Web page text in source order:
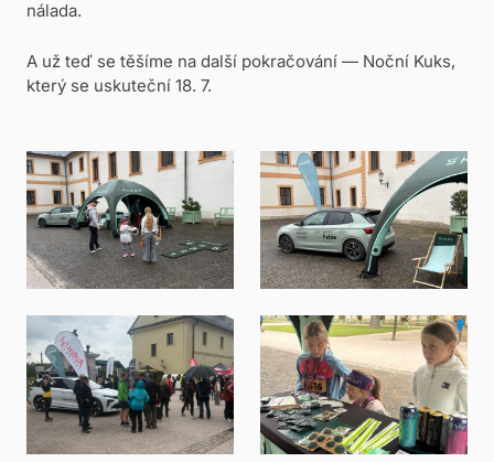
nálada.
A už teď se těšíme na další pokračování — Noční Kuks,
který se uskuteční 18. 7.